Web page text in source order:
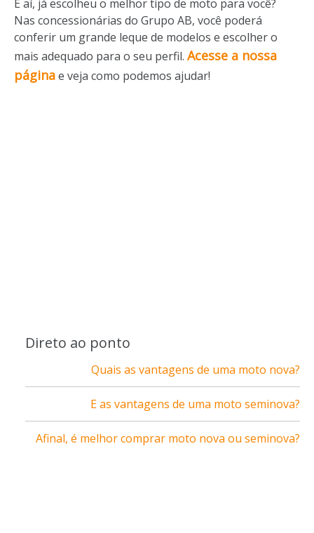
E aí, já escolheu o melhor tipo de moto para você?
Nas concessionárias do Grupo AB, você poderá
conferir um grande leque de modelos e escolher o
mais adequado para o seu perfil. Acesse a nossa
páginae veja como podemos ajudar!
Direto ao ponto
Quais as vantagens de uma moto nova?
E as vantagens de uma moto seminova?
Afinal, é melhor comprar moto nova ou seminova?